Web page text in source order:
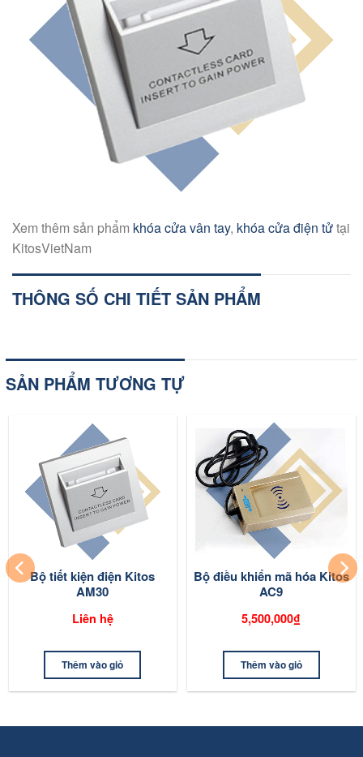
Xem thêm sản phẩm khóa cửa vân tay, khóa cửa điện tửtại
KitosVietNam
THÔNG SỐ CHI TIẾT SẢN PHẨM
SẢN PHẨM TƯƠNG TỰ
Bộ tiết kiện điện Kitos
AM30
Liên hệ
Thêm vào giỏ
Bộ điều khiển mã hóa Kitos
AC9
5,500,000₫
Thêm vào giỏ